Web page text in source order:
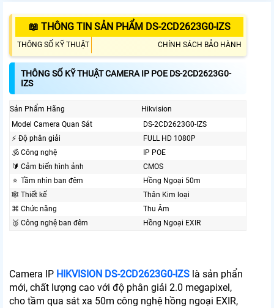
📖 THÔNG TIN SẢN PHẨM DS-2CD2623G0-IZS
THÔNG SỐ KỸ THUẬT CHÍNH SÁCH BẢO HÀNH
THÔNG SỐ KỸ THUẬT CAMERA IP POE DS-2CD2623G0-
IZS
Sản Phẩm Hãng
Hikvision
Model Camera Quan Sát
DS-2CD2623G0-IZS
️⚡ Độ phân giải
FULL HD 1080P
🕉️ Công nghệ
IP POE
🔰 Cảm biến hình ảnh
CMOS
🔅 Tầm nhìn ban đêm
Hồng Ngoại 50m
🕸️ Thiết kế
Thân Kim loại
⌘ Chức năng
Thu Âm
🥉 Công nghệ ban đêm
Hồng Ngoại EXIR
Camera IP HIKVISION DS-2CD2623G0-IZS là sản phẩn
mới, chất lượng cao với độ phân giải 2.0 megapixel,
cho tầm qua sát xa 50m công nghệ hồng ngoại EXIR,